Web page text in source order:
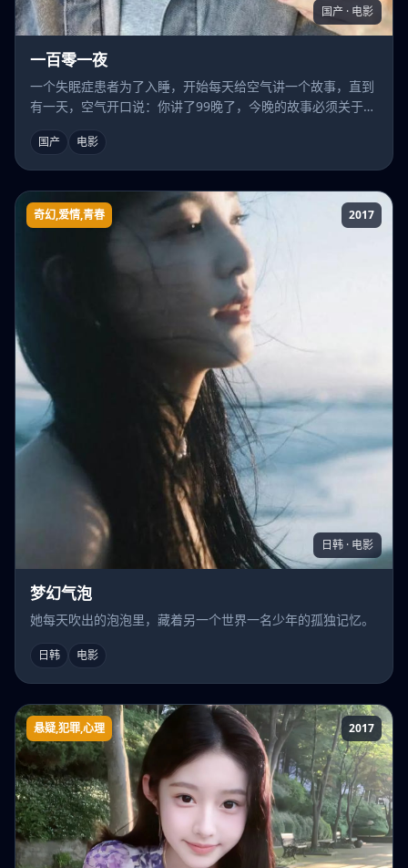
国产 · 电影
一百零一夜
一个失眠症患者为了入睡，开始每天给空气讲一个故事，直到
有一天，空气开口说：你讲了99晚了，今晚的故事必须关于
我。
国产 电影
梦幻气泡
奇幻,爱情,青春 2017
日韩 · 电影
梦幻气泡
她每天吹出的泡泡里，藏着另一个世界一名少年的孤独记忆。
日韩 电影
心理学家成海朔的挑战2：家人为何消失？操
控人心的疯子
悬疑,犯罪,心理 2017